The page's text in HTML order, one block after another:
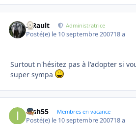
S.Rault Administratrice
Posté(e) le 10 septembre 200718 a
Surtout n'hésitez pas à l'adopter si
super sympa
irish55 Membres en vacance
Posté(e) le 10 septembre 200718 a